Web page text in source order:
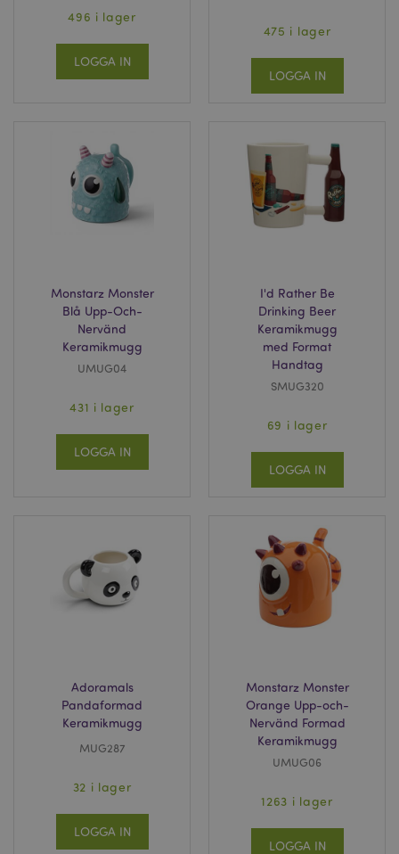
496 i lager
LOGGA IN
475 i lager
LOGGA IN
Monstarz Monster
Blå Upp-Och-
Nervänd
Keramikmugg
UMUG04
431 i lager
LOGGA IN
I'd Rather Be
Drinking Beer
Keramikmugg
med Format
Handtag
SMUG320
69 i lager
LOGGA IN
Adoramals
Pandaformad
Keramikmugg
MUG287
32 i lager
LOGGA IN
Monstarz Monster
Orange Upp-och-
Nervänd Formad
Keramikmugg
UMUG06
1263 i lager
LOGGA IN